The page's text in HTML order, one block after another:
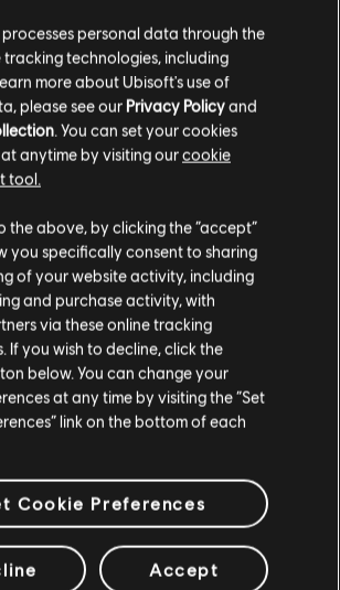
wissen kommst du aus
Staaten von Amerika.
bestellen möchtest, besuche bitte
lokalen Ubisoft Store.
aktuellen Store bleiben
LOKALEN STORE WECHSELN
personal data through the
tracking technologies, including
more about Ubisoft's use of
please see our Privacy Policyand
. You can set your cookies
anytime by visiting ourcookie
tool.
the above, by clicking the “accept”
you specifically consent to sharing
of your website activity, including
and purchase activity, with
via these online tracking
If you wish to decline, click the
below. You can change your
at any time by visiting the “Set
link on the bottom of each
Cookie Preferences
Accept